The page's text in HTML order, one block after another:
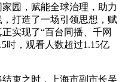
园，赋能全球治理，助力
打造了一场引领思想，赋
实现了“百台同播、千网
时，观看人数超过1.15亿
束之时，上海市副市长吴